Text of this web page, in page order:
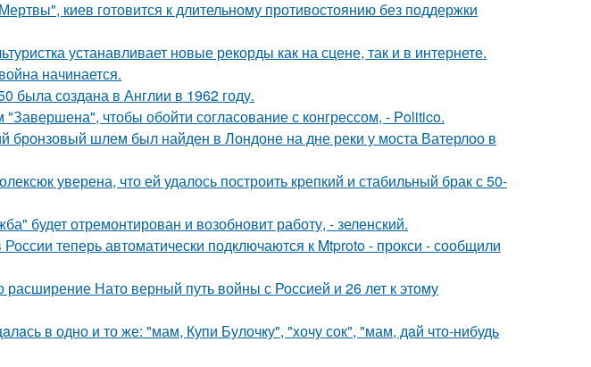
киев готовится к длительному противостоянию без поддержки
устанавливает новые рекорды как на сцене, так и в интернете.
начинается.
создана в Англии в 1962 году.
чтобы обойти согласование с конгрессом, - Politico.
бронзовый шлем был найден в Лондоне на дне реки у моста Ватерлоо в
уверена, что ей удалось построить крепкий и стабильный брак с 50-
будет отремонтирован и возобновит работу, - зеленский.
теперь автоматически подключаются к Mtproto - прокси - сообщили
Нато верный путь войны с Россией и 26 лет к этому
в одно и то же: "мам, Купи Булочку", "xочу сок", "мам, дaй что-нибудь